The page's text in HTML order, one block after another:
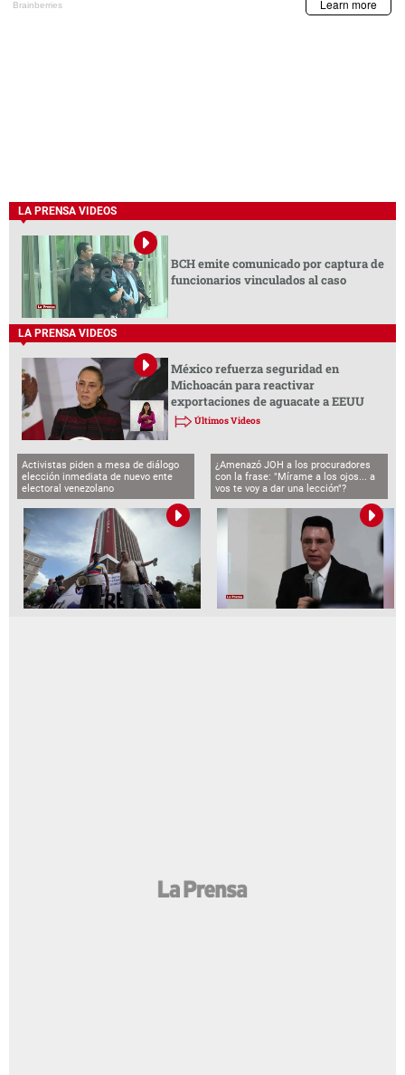
LA PRENSA VIDEOS
BCH emite comunicado por captura de
funcionarios vinculados al caso
LA PRENSA VIDEOS
México refuerza seguridad en
Michoacán para reactivar
exportaciones de aguacate a EEUU
Últimos Videos
Activistas piden a mesa de diálogo
elección inmediata de nuevo ente
electoral venezolano
¿Amenazó JOH a los procuradores
con la frase: "Mírame a los ojos... a
vos te voy a dar una lección"?